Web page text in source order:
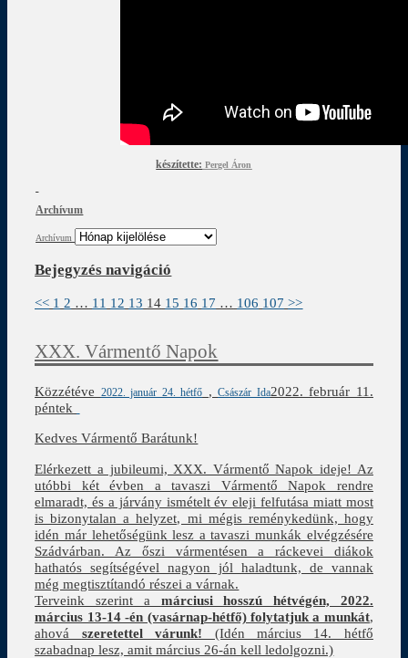
készítette: Pergel Áron
Archívum
Archívum
Bejegyzés navigáció
<< 1 2 … 11 12 13 14 15 16 17 … 106 107 >>
XXX. Vármentő Napok
Közzétéve 2022. január 24. hétfő ,Császár Ida2022. február 11.
péntek
Kedves Vármentő Barátunk!
Elérkezett a jubileumi, XXX. Vármentő Napok ideje! Az
utóbbi két évben a tavaszi Vármentő Napok rendre
elmaradt, és a járvány ismételt év eleji felfutása miatt most
is bizonytalan a helyzet, mi mégis reménykedünk, hogy
idén már lehetőségünk lesz a tavaszi munkák elvégzésére
Szádvárban. Az őszi vármentésen a ráckevei diákok
hathatós segítségével nagyon jól haladtunk, de vannak
még megtisztítandó részei a várnak.
Terveink szerint a márciusi hosszú hétvégén, 2022.
március 13-14 -én (vasárnap-hétfő) folytatjuk a munkát,
ahová szeretettel várunk! (Idén március 14. hétfő
szabadnap lesz, amit március 26-án kell ledolgozni.)